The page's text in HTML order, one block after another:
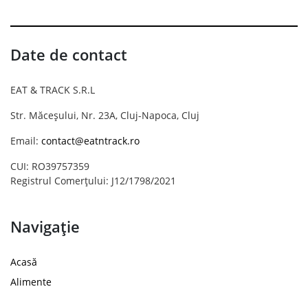
Date de contact
EAT & TRACK S.R.L
Str. Măceșului, Nr. 23A, Cluj-Napoca, Cluj
Email: contact@eatntrack.ro
CUI: RO39757359
Registrul Comerțului: J12/1798/2021
Navigație
Acasă
Alimente